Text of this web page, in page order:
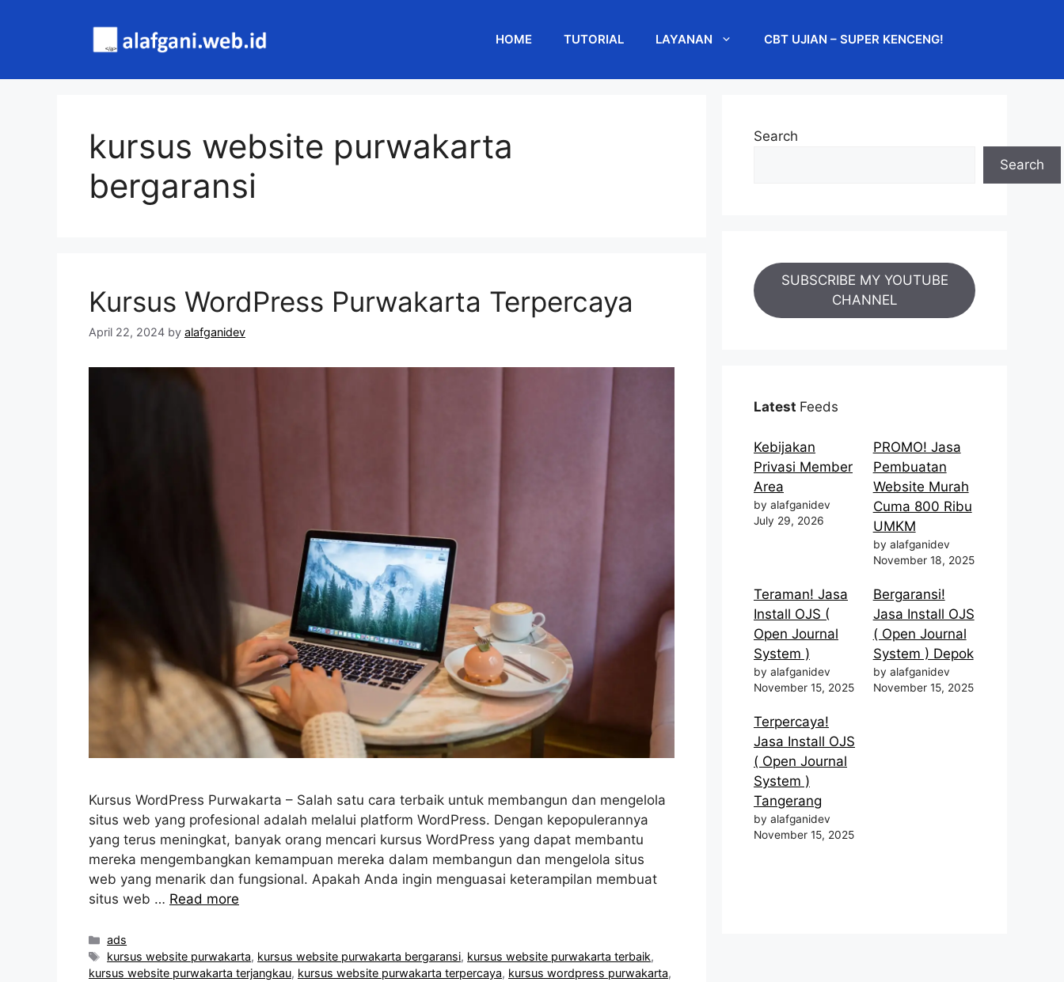
HOME TUTORIAL LAYANAN CBT UJIAN – SUPER KENCENG!
kursus website purwakarta
bergaransi
Kursus WordPress Purwakarta Terpercaya
April 22, 2024 by alafganidev
Kursus WordPress Purwakarta – Salah satu cara terbaik untuk membangun dan mengelola
situs web yang profesional adalah melalui platform WordPress. Dengan kepopulerannya
yang terus meningkat, banyak orang mencari kursus WordPress yang dapat membantu
mereka mengembangkan kemampuan mereka dalam membangun dan mengelola situs
web yang menarik dan fungsional. Apakah Anda ingin menguasai keterampilan membuat
situs web … Read more
Categories
ads
Tags
kursus website purwakarta, kursus website purwakarta bergaransi, kursus website purwakarta terbaik,
kursus website purwakarta terjangkau, kursus website purwakarta terpercaya, kursus wordpress purwakarta,
Search
Search
SUBSCRIBE MY YOUTUBE
CHANNEL
Latest Feeds
Kebijakan
Privasi Member
Area
by alafganidev
July 29, 2026
PROMO! Jasa
Pembuatan
Website Murah
Cuma 800 Ribu
UMKM
by alafganidev
November 18, 2025
Teraman! Jasa
Install OJS (
Open Journal
System )
by alafganidev
November 15, 2025
Bergaransi!
Jasa Install OJS
( Open Journal
System ) Depok
by alafganidev
November 15, 2025
Terpercaya!
Jasa Install OJS
( Open Journal
System )
Tangerang
by alafganidev
November 15, 2025